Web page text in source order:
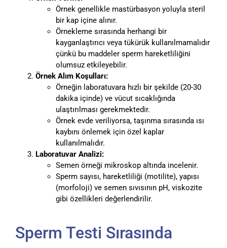
Örnek genellikle mastürbasyon yoluyla steril
bir kap içine alınır.
Örnekleme sırasında herhangi bir
kayganlaştırıcı veya tükürük kullanılmamalıdır
çünkü bu maddeler sperm hareketliliğini
olumsuz etkileyebilir.
Örnek Alım Koşulları:
Örneğin laboratuvara hızlı bir şekilde (20-30
dakika içinde) ve vücut sıcaklığında
ulaştırılması gerekmektedir.
Örnek evde veriliyorsa, taşınma sırasında ısı
kaybını önlemek için özel kaplar
kullanılmalıdır.
Laboratuvar Analizi:
Semen örneği mikroskop altında incelenir.
Sperm sayısı, hareketliliği (motilite), yapısı
(morfoloji) ve semen sıvısının pH, viskozite
gibi özellikleri değerlendirilir.
Sperm Testi Sırasında